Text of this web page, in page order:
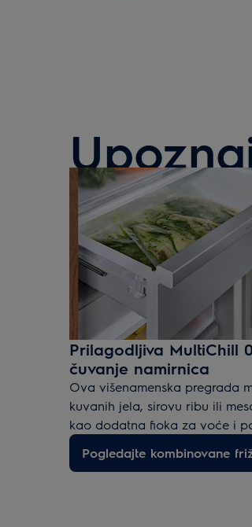
Prilagodljiva MultiChill
čuvanje namirnica
Ova višenamenska pregrada
kuvanih jela, sirovu ribu ili
kao dodatna fioka za voće i
Pogledajte kombinovane